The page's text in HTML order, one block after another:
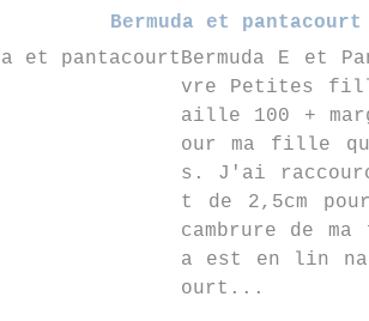
Bermuda et pantacourt
Bermuda E et
vre Petites
aille 100 +
our ma fille
s. J'ai
t de 2,5cm
cambrure de
a est en lin
ourt...